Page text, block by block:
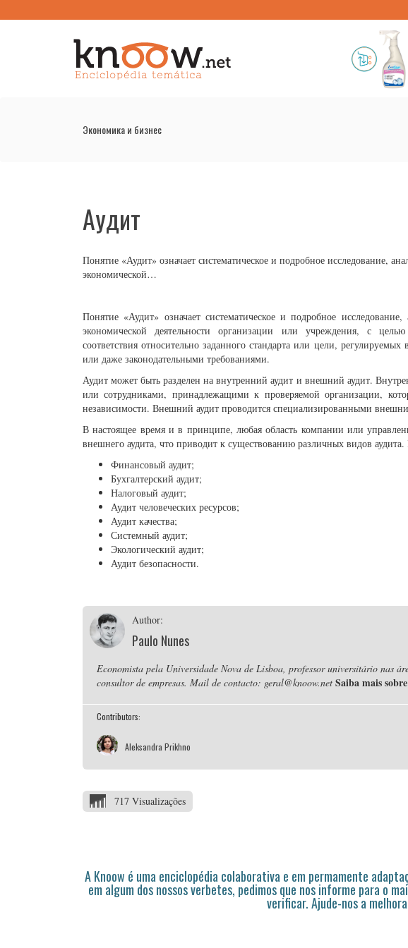
Экономика и бизнес
Аудит
Понятие «Аудит» означает систематическое и подробное исследование,
экономической…
Понятие «Аудит» означает систематическое и подробное
экономической деятельности организации или учреждения, с целью
соответствия относительно заданного стандарта или цели,
или даже законодательными требованиями.
Аудит может быть разделен на внутренний аудит и внешний аудит.
или сотрудниками, принадлежащими к проверяемой организации,
независимости. Внешний аудит проводится специализированными
В настоящее время и в принципе, любая область компании или
внешнего аудита, что приводит к существованию различных видов
Финансовый аудит;
Бухгалтерский аудит;
Налоговый аудит;
Аудит человеческих ресурсов;
Аудит качества;
Системный аудит;
Экологический аудит;
Аудит безопасности.
Author:
Paulo Nunes
Economista pela Universidade Nova de Lisboa, professor universitário nas
consultor de empresas. Mail de contacto: geral@knoow.net Saiba mais
Contributors:
Aleksandra Prikhno
717 Visualizações
A Knoow é uma enciclopédia colaborativa e em permamente
em algum dos nossos verbetes, pedimos que nos informe para o
verificar. Ajude-nos a